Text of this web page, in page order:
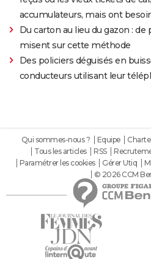
accumulateurs, mais ont
Du carton au lieu du gazon :
misent sur cette méthode
Des policiers déguisés en
conducteurs utilisant leur
Qui sommes-nous ? Equipe
Tous les articles
RSS
Paramétrer les cookies
Gérer Utiq
© 2026 CCM